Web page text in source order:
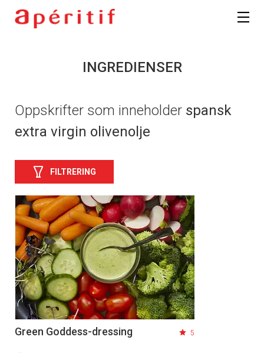
INGREDIENSER
Oppskrifter som inneholder spansk
extra virgin olivenolje
FILTRERING
Green Goddess-dressing 5